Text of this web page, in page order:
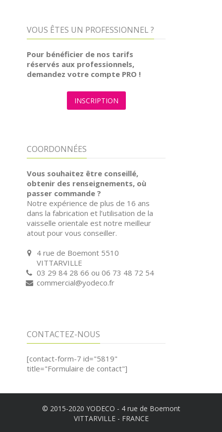
VOUS ÊTES UN PROFESSIONNEL ?
Pour bénéficier de nos tarifs
réservés aux professionnels,
demandez votre compte PRO !
INSCRIPTION
COORDONNÉES
Vous souhaitez être conseillé,
obtenir des renseignements, où
passer commande ?
Notre expérience de plus de 16 ans
dans la fabrication et l’utilisation de la
vaisselle orientale est notre meilleur
atout pour vous conseiller.
4 rue de Boemont 5510
VITTARVILLE
03 29 84 28 66 ou 06 73 48 72 54
commercial@yodeco.fr
CONTACTEZ-NOUS
[contact-form-7 id="5819"
title="Formulaire de contact"]
© 2015-2020 YODECO - 4 rue de Boemont
VITTARVILLE - FRANCE